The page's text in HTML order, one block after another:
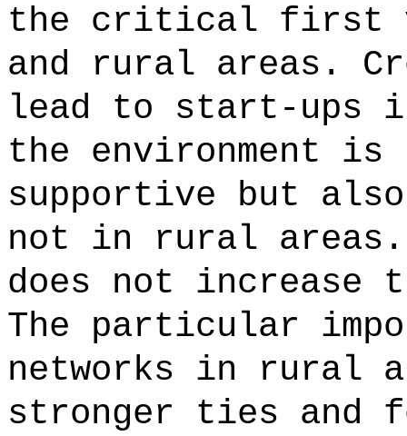
the critical first
and rural areas.
lead to start-ups
the environment is
supportive but
not in rural
does not increase
The particular
networks in rural
stronger ties and